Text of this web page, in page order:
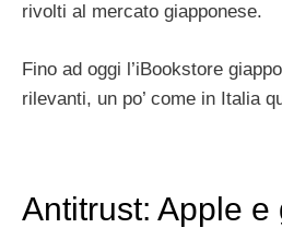
rivolti al mercato giapponese.
Fino ad oggi l’iBookstore
rilevanti, un po’ come in Italia
Antitrust: Apple e